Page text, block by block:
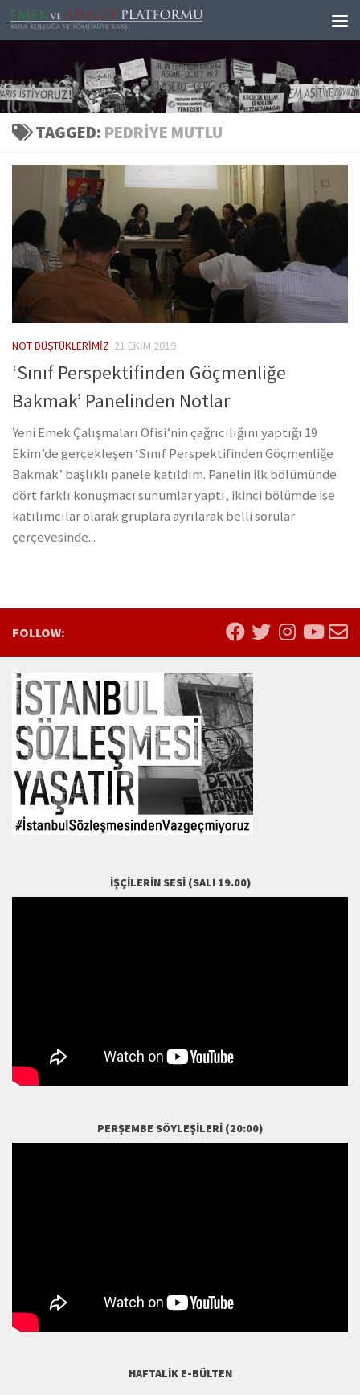
Skip to content
TAGGED: PEDRIYE MUTLU
NOT DÜŞTÜKLERIMIZ 21 EKIM 2019
‘Sınıf Perspektifinden Göçmenliğe
Bakmak’ Panelinden Notlar
Yeni Emek Çalışmaları Ofisi’nin çağrıcılığını yaptığı 19
Ekim’de gerçekleşen ‘Sınıf Perspektifinden Göçmenliğe
Bakmak’ başlıklı panele katıldım. Panelin ilk bölümünde
dört farklı konuşmacı sunumlar yaptı, ikinci bölümde ise
katılımcılar olarak gruplara ayrılarak belli sorular
çerçevesinde...
FOLLOW:
İŞÇILERIN SESI (SALI 19.00)
PERŞEMBE SÖYLEŞILERI (20:00)
HAFTALIK E-BÜLTEN